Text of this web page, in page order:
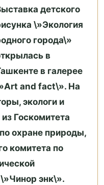
детского
\»Экология
города\»
в
в галерее
and fact\». На
экологи и
Госкомитета
охране природы,
комитета по
энк\».